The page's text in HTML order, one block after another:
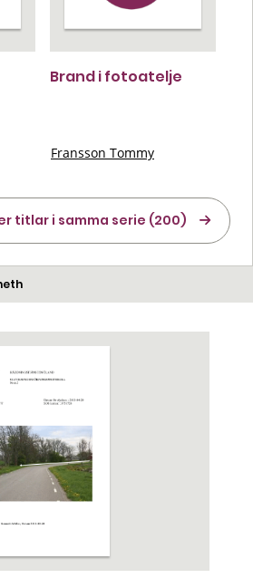
Brand i fotoatelje
Fransson Tommy
titlar i samma serie (200)